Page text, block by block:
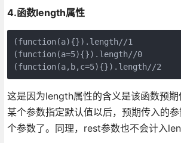
4.函数length属性
(function(a){}).length//1
(function(a=5){}).length//0
(function(a,b,c=5){}).length//2
这是因为length属性的含义是该函数预期
某个参数指定默认值以后，预期传入的
个参数了。同理，rest参数也不会计入